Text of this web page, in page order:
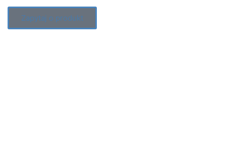
Zapytaj o produkt